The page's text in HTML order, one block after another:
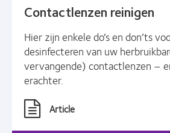
Contactlenzen reinigen
Hier zijn enkele do’s en don’ts
desinfecteren van uw
vervangende) contactlenzen –
erachter.
Article